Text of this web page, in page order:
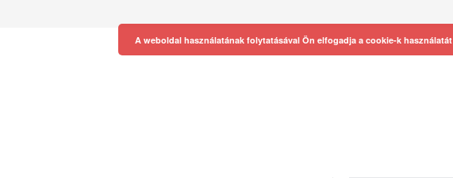
A weboldal használatának folytatásával Ön elfogadja a cookie-k használatát